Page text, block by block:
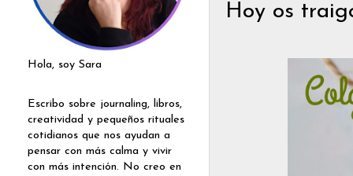
Hoy os
Hola, soy Sara
Escribo sobre journaling, libros,
creatividad y pequeños rituales
cotidianos que nos ayudan a
pensar con más calma y vivir
con más intención. No creo en